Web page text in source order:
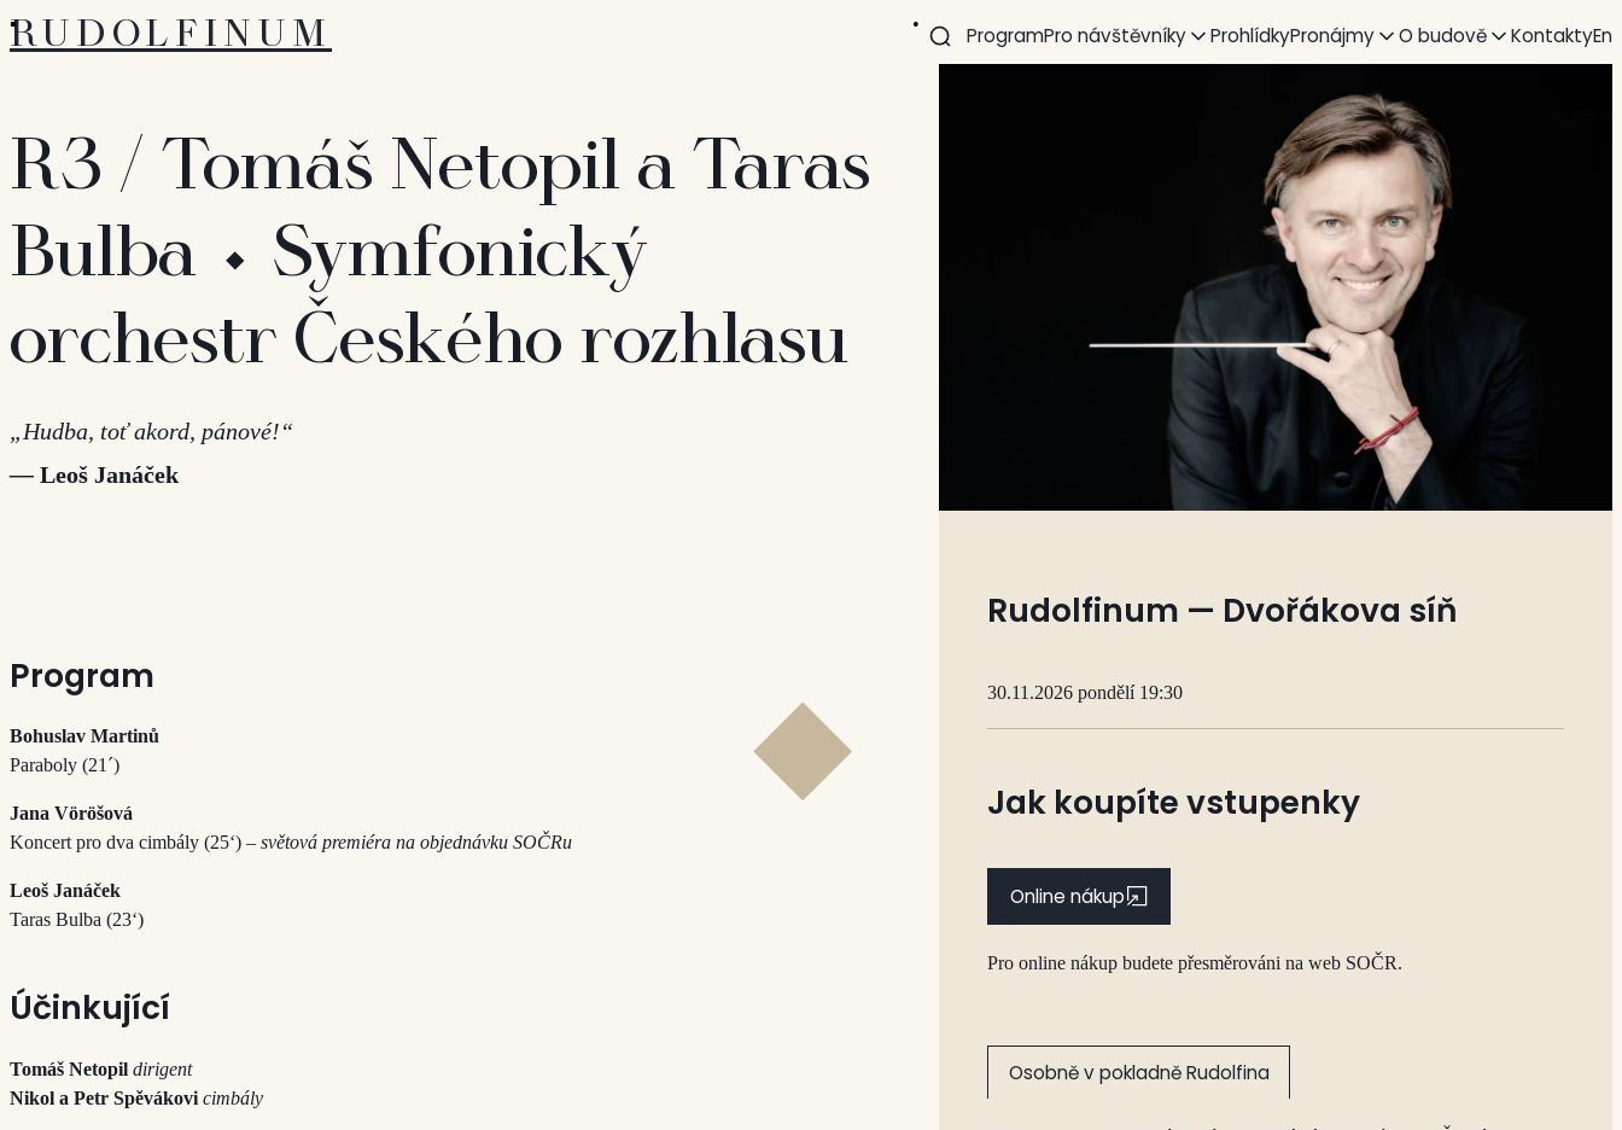
RUDOLFINUM ProgramPro návštěvníky ProhlídkyPronájmy O budově KontaktyEn
R3 / Tomáš Netopil a Taras
Bulba ⬩ Symfonický
orchestr Českého rozhlasu
„Hudba, toť akord, pánové!“
— Leoš Janáček
Program
Bohuslav Martinů
Paraboly (21´)
Jana Vöröšová
Koncert pro dva cimbály (25‘) – světová premiéra na objednávku SOČRu
Leoš Janáček
Taras Bulba (23‘)
Účinkující
Tomáš Netopil dirigent
Nikol a Petr Spěvákovi cimbály
Rudolfinum — Dvořákova síň
30.11.2026 pondělí 19:30
Jak koupíte vstupenky
Online nákup
Pro online nákup budete přesměrováni na web SOČR.
Osobně v pokladně Rudolfina